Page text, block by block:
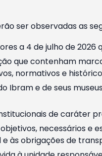
ser observadas as
a 4 de julho de
que contenham
normativos e
e de seus
de caráter
necessários
às obrigações de